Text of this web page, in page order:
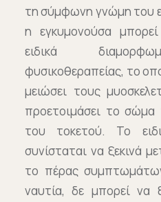
τη σύμφωνη γνώμη του
η εγκυμονούσα
ειδικά
φυσικοθεραπείας, το
μειώσει τους
προετοιμάσει το σώμα
του τοκετού. Το
συνίσταται να ξεκινά
το πέρας
ναυτία, δε μπορεί να